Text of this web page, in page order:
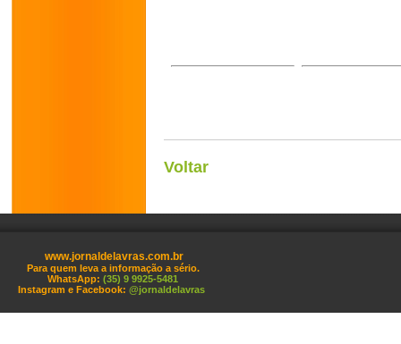
Voltar
www.jornaldelavras.com.br
Para quem leva a informação a sério.
WhatsApp: (35) 9 9925-5481
Instagram e Facebook: @jornaldelavras